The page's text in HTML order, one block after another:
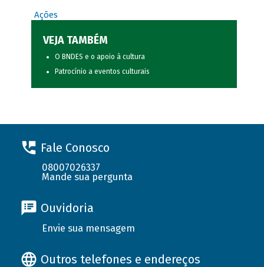
Ações
VEJA TAMBÉM
O BNDES e o apoio à cultura
Patrocínio a eventos culturais
Fale Conosco
08007026337
Mande sua pergunta
Ouvidoria
Envie sua mensagem
Outros telefones e endereços